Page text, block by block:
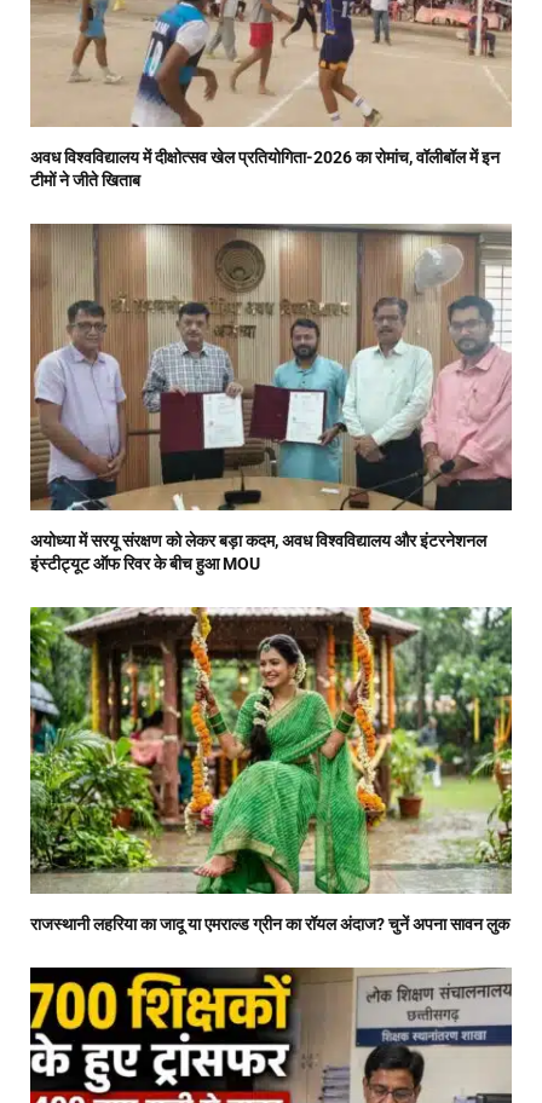
अवध विश्वविद्यालय में दीक्षोत्सव खेल प्रतियोगिता-2026 का रोमांच, वॉलीबॉल में इन
टीमों ने जीते खिताब
अयोध्या में सरयू संरक्षण को लेकर बड़ा कदम, अवध विश्वविद्यालय और इंटरनेशनल
इंस्टीट्यूट ऑफ रिवर के बीच हुआ MOU
राजस्थानी लहरिया का जादू या एमराल्ड ग्रीन का रॉयल अंदाज? चुनें अपना सावन लुक